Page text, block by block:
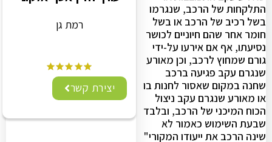
התלקחות של הרכב, שנגרמו
בשל רכיב של הרכב או בשל
חומר אחר שהם חיוניים לכושר
נסיעתו, אף אם אירעו על-ידי
גורם שמחוץ לרכב, וכן מאורע
שנגרם עקב פגיעה ברכב
שחנה במקום שאסור לחנות בו
או מאורע שנגרם עקב ניצול
הכוח המיכני של הרכב, ובלבד
שבעת השימוש כאמור לא
שינה הרכב את ייעודו המקורי"
רמת גן
יצירת קשר